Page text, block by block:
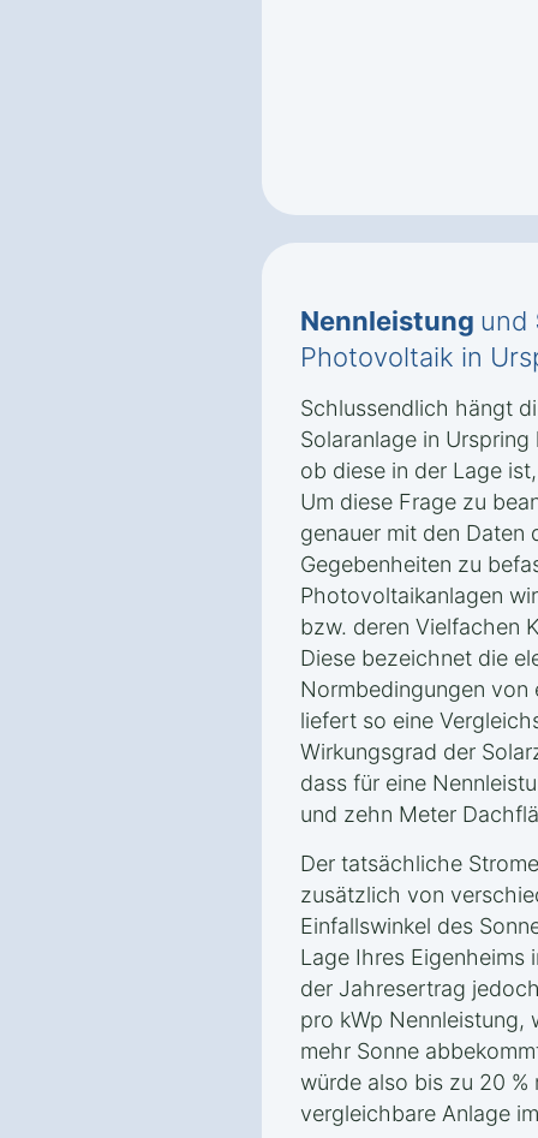
Nennleistung und
Photovoltaik in
Schlussendlich hängt
Solaranlage in
ob diese in der Lage
Um diese Frage zu
genauer mit den Daten
Gegebenheiten zu
Photovoltaikanlagen
bzw. deren Vielfachen
Diese bezeichnet die
Normbedingungen von
liefert so eine
Wirkungsgrad der
dass für eine
und zehn Meter
Der tatsächliche
zusätzlich von
Einfallswinkel des
Lage Ihres Eigenheims
der Jahresertrag
pro kWp Nennleistung,
mehr Sonne
würde also bis zu 20 %
vergleichbare Anlage